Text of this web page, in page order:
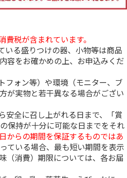
税が含まれています。
いる盛りつけの器、小物等は商品
容をお確かめの上、お申込みくだ
フォン等）や環境（モニター、ブ
が実物と若干異なる場合がござい
安全に召し上がれる日まで、「賞
保持が十分に可能な日までをそれ
からの期間を保証するものではあ
ている場合、最も短い期間を表示
（消費）期限については、各お届